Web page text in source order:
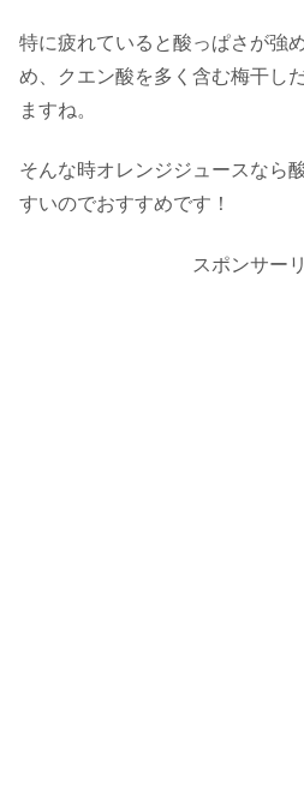
特に疲れていると酸っぱさが強
め、クエン酸を多く含む梅干し
ますね。
そんな時オレンジジュースなら
すいのでおすすめです！
スポンサー